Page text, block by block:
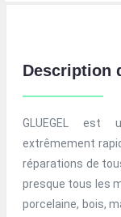
Description
GLUEGEL est
extrêmement
réparations de
presque tous les
porcelaine, bois,